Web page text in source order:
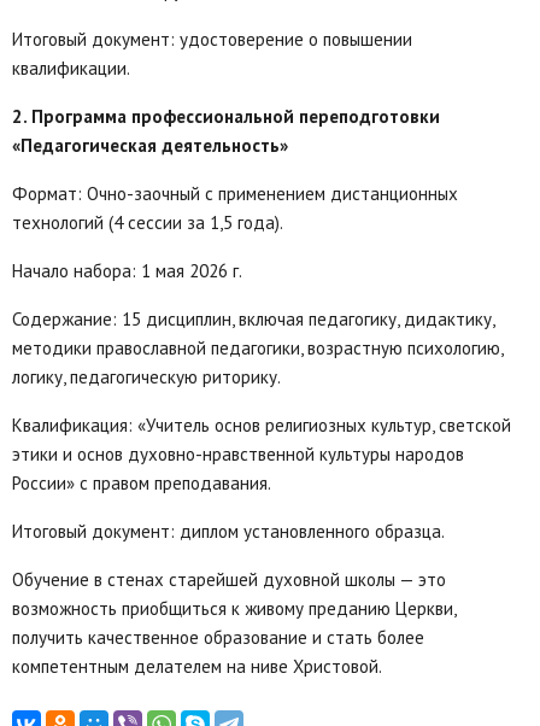
Итоговый документ: удостоверение о повышении
квалификации.
2. Программа профессиональной переподготовки
«Педагогическая деятельность»
Формат: Очно-заочный с применением дистанционных
технологий (4 сессии за 1,5 года).
Начало набора: 1 мая 2026 г.
Содержание: 15 дисциплин, включая педагогику, дидактику,
методики православной педагогики, возрастную психологию,
логику, педагогическую риторику.
Квалификация: «Учитель основ религиозных культур, светской
этики и основ духовно-нравственной культуры народов
России» с правом преподавания.
Итоговый документ: диплом установленного образца.
Обучение в стенах старейшей духовной школы — это
возможность приобщиться к живому преданию Церкви,
получить качественное образование и стать более
компетентным делателем на ниве Христовой.